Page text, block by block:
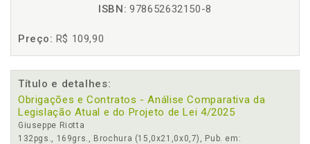
ISBN: 978652632150-8
Preço: R$ 109,90
Título e detalhes:
Obrigações e Contratos - Análise Comparativa da
Legislação Atual e do Projeto de Lei 4/2025
Giuseppe Riotta
132pgs., 169grs., Brochura (15,0x21,0x0,7), Pub. em: